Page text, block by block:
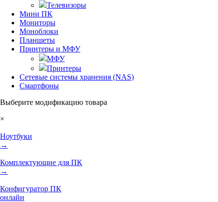
Телевизоры
Мини ПК
Мониторы
Моноблоки
Планшеты
Принтеры и МФУ
МФУ
Принтеры
Сетевые системы хранения (NAS)
Смартфоны
Выберите модификацию товара
×
Ноутбуки
→
Комплектующие для ПК
→
Конфигуратор ПК
онлайн